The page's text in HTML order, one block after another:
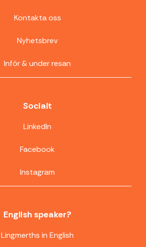
Kontakta oss
Nyhetsbrev
Inför & under resan
Socialt
LinkedIn
Facebook
Instagram
English speaker?
Lingmerths in English